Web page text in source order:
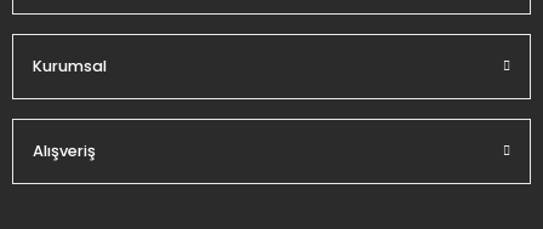
Kurumsal
Alışveriş